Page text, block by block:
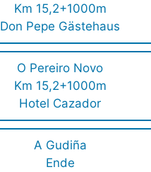
Km 15,2+1000m
Don Pepe Gästehaus
O Pereiro Novo
Km 15,2+1000m
Hotel Cazador
A Gudiña
Ende